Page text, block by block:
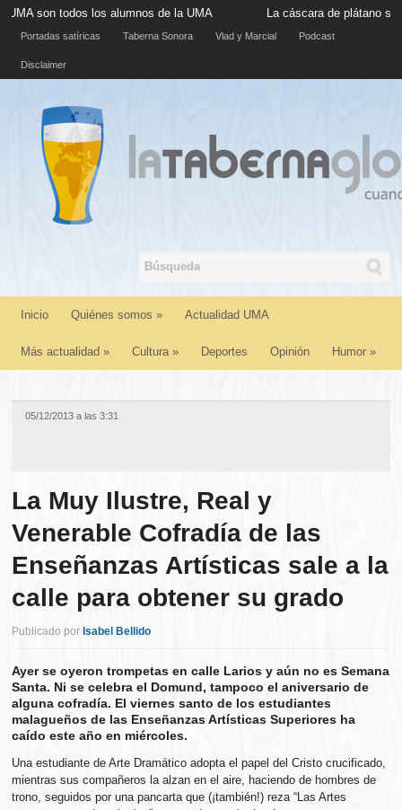
los alumnos de la UMA La cáscara de plátano situada en
Portadas satíricas Taberna Sonora Vlad y Marcial Podcast
Disclaimer
Inicio Quiénes somos » Actualidad UMA
Más actualidad » Cultura» Deportes Opinión Humor »
05/12/2013 a las 3:31
La Muy Ilustre, Real y
Venerable Cofradía de las
Enseñanzas Artísticas sale a la
calle para obtener su grado
Publicado por Isabel Bellido
Ayer se oyeron trompetas en calle Larios y aún no es Semana
Santa. Ni se celebra el Domund, tampoco el aniversario de
alguna cofradía. El viernes santo de los estudiantes
malagueños de las Enseñanzas Artísticas Superiores ha
caído este año en miércoles.
Una estudiante de Arte Dramático adopta el papel del Cristo crucificado,
mientras sus compañeros la alzan en el aire, haciendo de hombres de
trono, seguidos por una pancarta que (¡también!) reza “Las Artes